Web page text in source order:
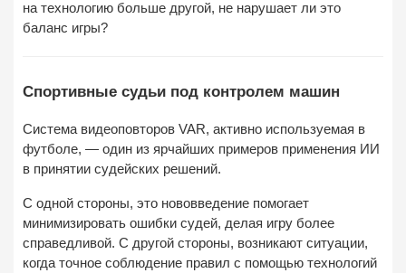
на технологию больше другой, не нарушает ли это
баланс игры?
Спортивные судьи под контролем машин
Система видеоповторов VAR, активно используемая в
футболе, — один из ярчайших примеров применения ИИ
в принятии судейских решений.
С одной стороны, это нововведение помогает
минимизировать ошибки судей, делая игру более
справедливой. С другой стороны, возникают ситуации,
когда точное соблюдение правил с помощью технологий